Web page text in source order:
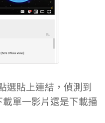
選貼上連結，偵測到
單一影片還是下載播